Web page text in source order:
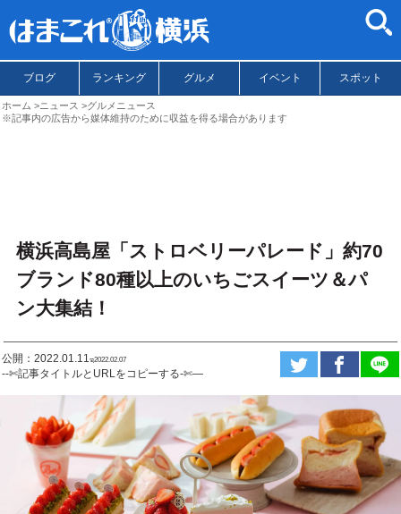
ブログ ランキング グルメ イベント スポット
ホーム ニュース
グルメニュース
※記事内の広告から媒体維持のために収益を得る場合があります
横浜高島屋「ストロベリーパレード」約70
ブランド80種以上のいちごスイーツ＆パ
ン大集結！
公開：2022.01.11ಇ2022.02.07
--✄記事タイトルとURLをコピーする-✄—